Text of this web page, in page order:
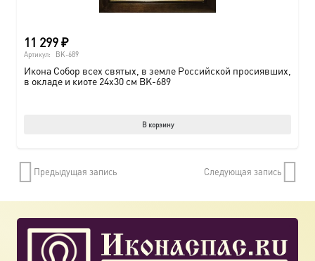
11 299₽
Артикул: BK-689
Икона Собор всех святых, в земле Российской просиявших,
в окладе и киоте 24х30 см BK-689
В корзину
Предыдущая запись Следующая запись